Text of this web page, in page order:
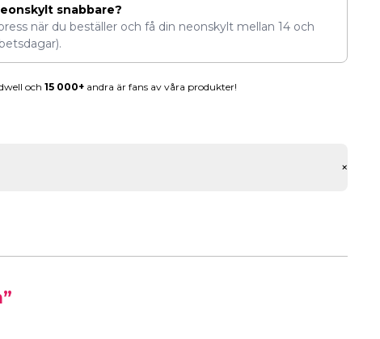
snabbare?
när du beställer och få din neonskylt mellan 14och
och 15 000+andra är fans av våra produkter!
+